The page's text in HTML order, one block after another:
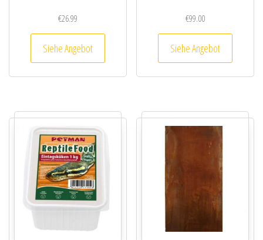
€26.99
Siehe Angebot
€99.00
Siehe Angebot